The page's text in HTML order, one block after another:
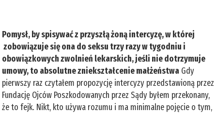
Pomysł, by spisywać z przyszłą żoną intercyzę, w której
zobowiązuje się ona do seksu trzy razy w tygodniu i
obowiązkowych zwolnień lekarskich, jeśli nie dotrzymuje
umowy, to absolutne zniekształcenie małżeństwa Gdy
pierwszy raz czytałem propozycję intercyzy przedstawioną przez
Fundację Ojców Poszkodowanych przez Sądy byłem przekonany,
że to fejk. Nikt, kto używa rozumu i ma minimalne pojęcie o tym,